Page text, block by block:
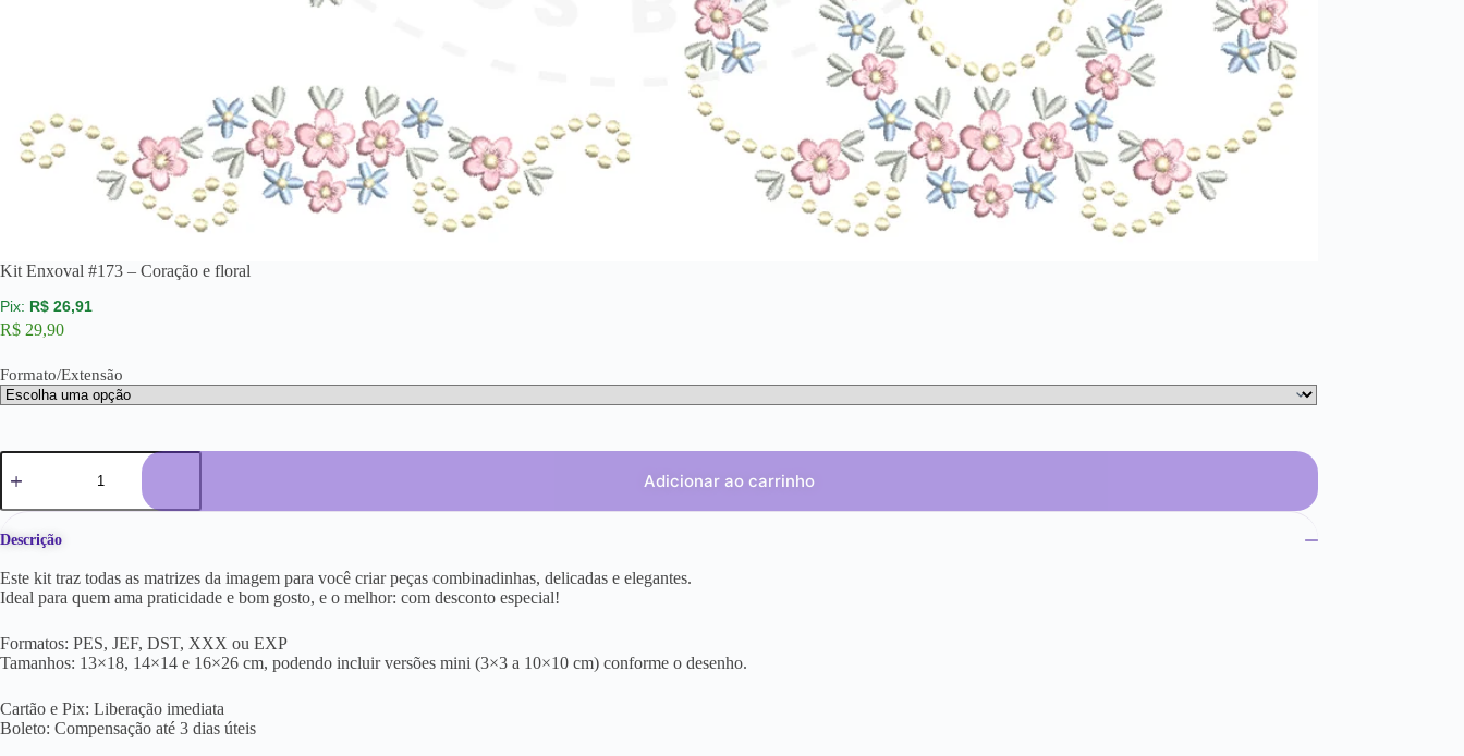
Kit Enxoval #173 – Coração e floral
R$ 26,91
R$ 29,90
Formato/Extensão
Adicionar ao carrinho
Descrição
Este kit traz todas as matrizes da imagem para você criar peças combinadinhas, delicadas e elegantes.
Ideal para quem ama praticidade e bom gosto, e o melhor: com desconto especial!
Formatos: PES, JEF, DST, XXX ou EXP
Tamanhos: 13×18, 14×14 e 16×26 cm, podendo incluir versões mini (3×3 a 10×10 cm) conforme o desenho.
Cartão e Pix: Liberação imediata
Boleto: Compensação até 3 dias úteis